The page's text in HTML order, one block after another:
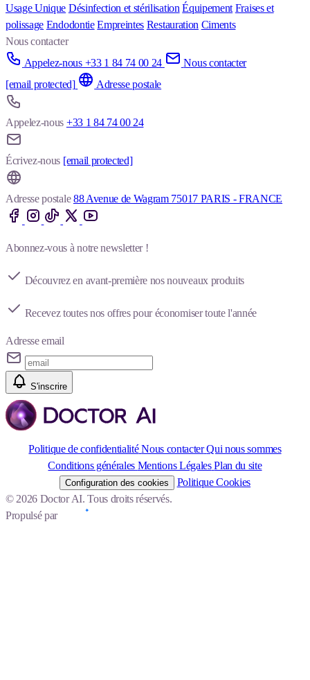
Usage Unique Désinfection et stérilisation Équipement Fraises et
polissage Endodontie Empreintes Restauration Ciments
Nous contacter
Appelez-nous +33 1 84 74 00 24
Nous contacter
[email protected]
Adresse postale
Appelez-nous +33 1 84 74 00 24
Écrivez-nous [email protected]
Adresse postale 88 Avenue de Wagram 75017 PARIS - FRANCE
Abonnez-vous à notre newsletter !
Découvrez en avant-première nos nouveaux produits
Recevez toutes nos offres pour économiser toute l'année
Adresse email
S'inscrire
Politique de confidentialité Nous contacter Qui nous sommes
Conditions générales Mentions Légales Plan du site
Configuration des cookies
Politique Cookies
© 2026 Doctor AI. Tous droits réservés.
Propulsé par